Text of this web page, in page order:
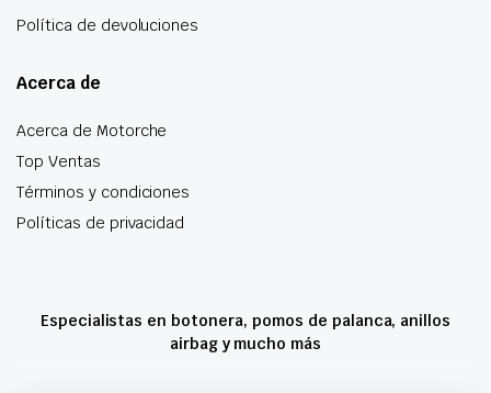
Política de devoluciones
Acerca de
Acerca de Motorche
Top Ventas
Términos y condiciones
Políticas de privacidad
Especialistas en botonera, pomos de palanca, anillos
airbag y mucho más